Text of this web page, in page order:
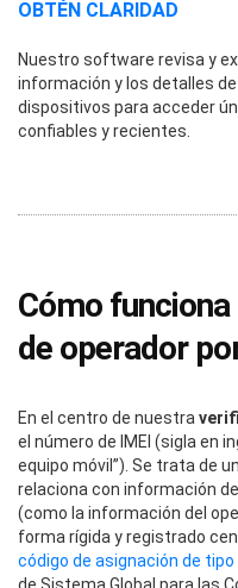
OBTÉN CLARIDAD
Nuestro software revisa y
información y los detalles
dispositivos para acceder
confiables y recientes.
Cómo
de operador
En el centro de nuestra
el número de IMEI (sigla en
equipo móvil”). Se trata de
relaciona con información
(como la información del
forma rígida y registrado
código de asignación de tipo
de Sistema Global para las